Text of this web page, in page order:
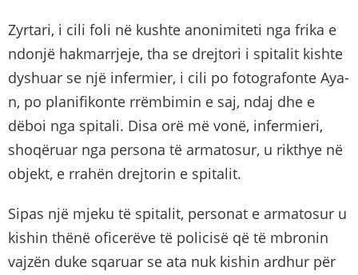
Zyrtari, i cili foli në kushte anonimiteti nga frika e
ndonjë hakmarrjeje, tha se drejtori i spitalit kishte
dyshuar se një infermier, i cili po fotografonte Aya-
n, po planifikonte rrëmbimin e saj, ndaj dhe e
dëboi nga spitali. Disa orë më vonë, infermieri,
shoqëruar nga persona të armatosur, u rikthye në
objekt, e rrahën drejtorin e spitalit.
Sipas një mjeku të spitalit, personat e armatosur u
kishin thënë oficerëve të policisë që të mbronin
vajzën duke sqaruar se ata nuk kishin ardhur për